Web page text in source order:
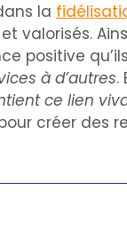
la
valorisés.
positive
à d’autres.
ce lien
créer des